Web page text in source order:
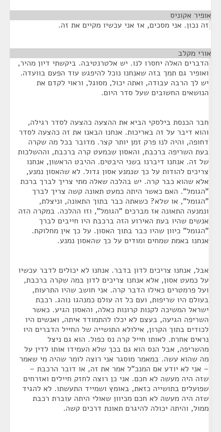
אופיר אקוניס
זה נכון. אני מסכים, אז אני עכשיו מקיים את זה.
אורי מקלב
הדברים האלה יחסרו לנו. יש אלטרנטיבה. ביקשתי דיון מהיר,
ואופיר גם תמך בזה שאנחנו נוכל להיפגש עוד הפעם בוועדה.
יש לך הרבה עבודה, ואתה יכול, מסוגל, וראוי לקדם את
הנושאים החשובים שעל סדר היום.
חבר הכנסת בילסקי הביא את ההצעה כהצעה לסדר רגילה,
והוא דיבר על זה באריכות. אנחנו הבאנו את זה כהצעה לסדר
דחופה, והיה לנו פרק זמן יותר קצר. מדובר בכל מה שקרה
בעת השריפה ברכבת, והאסון שכמעט קרה ברכבת, וההשלכות
של זה. אנחנו דיברנו בשני היבטים. ההיבט הראשון, אנחנו
צריכים להודות על כך שנמנע אסון גדול. לא שהאסון נמנע,
אלא שהוא כבר קרה. יש בהלכה שאלה מתי צריך לברך ברכת
"הגומל". האם כאשר היתה כמעט תאונה קשה צריך לברך
"הגומל", או שלא? כשאתה כבר בתוך התאונה, וניצלת,
ונמנעה התאונה אז מברכים "הגומל", וזו ההלכה. במקרה הזה
אנשים שהיו בעת האירוע הזה ברכבת היו חייבים לברך
"הגומל" כיוון שהיו כבר בתוך האסון. על כך אין מחלוקת.
אנחנו באמת שמחים ומודים על כך שהאסון נמנע.
אבל, אנחנו צריכים לדון בדבר. אנחנו לא יכולים לדבר עכשיו
על כמעט אסון, אלא אנחנו צריכים לדון במה שקרה ברכבת,
ועל פרמטרים כאילו הדבר קרה. אני חושב שהיו התרעות,
בעולם היו שריפות, ועם כל זה עולם כמנהגו נוהג. רכבת
ישראל המשיכה לקנות קרונות כאלה, והאסון הגיע. כאשר
השריפה הגיעה, בעצם לא יכלו להתמודד איתה, ואנשים היו
לכודים בתוך הקרון, אילולא התושייה של החייל הדברים היו
נראים אחרת. לאותו חייל קרה נס כפול. הוא גם ניצל
מהשריפה, אבל הנס הוא גם בכך שלא העמידו אותו לדין על
מה שהוא עשה. במאמר מוסגר אני רוצה לומר שהיה מי שאמר
– אני לא יודע אם המנכ"ל אמר את זה, או דובר הרכבת –
שזה היה מעשה לא חכם. אני כן רוצה לחזק חיילים ואזרחים
שפועלים בתושייה כזאת, באומץ ושמייד התעשתו. לא להגיד
שזה היה מעשה לא חכם מכיוון שאולי היתה עוברת רכבת
ממול, והיתה יכולה להיגרם תאונת דרכים קשה.